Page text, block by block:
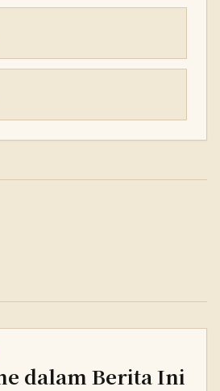
dalam Berita Ini